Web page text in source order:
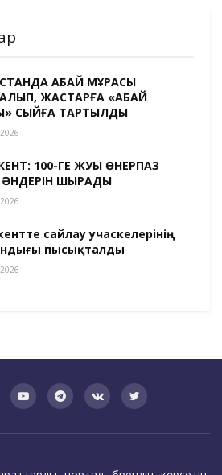
АБАЙ МҰРАСЫ
ЖАСТАРҒА «АБАЙ
СЫЙҒА ТАРТЫЛДЫ
100-ГЕ ЖУЫҚ ӨНЕРПАЗ
ШЫРҚАДЫ
сайлау учаскелерінің
пысықталды